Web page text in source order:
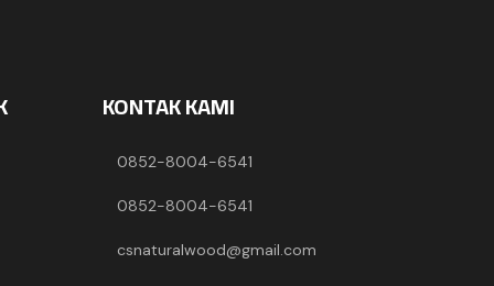
KONTAK KAMI
0852-8004-6541
0852-8004-6541
csnaturalwood@gmail.com